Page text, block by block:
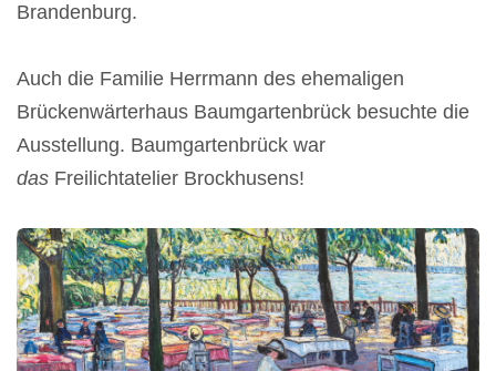
Brandenburg.
Auch die Familie Herrmann des ehemaligen
Brückenwärterhaus Baumgartenbrück besuchte die
Ausstellung. Baumgartenbrück war
das Freilichtatelier Brockhusens!